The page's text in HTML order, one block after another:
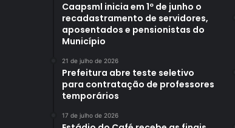
Caapsml inicia em 1º de junho o
recadastramento de servidores,
aposentados e pensionistas do
Município
21 de julho de 2026
Prefeitura abre teste seletivo
para contratação de professores
temporários
17 de julho de 2026